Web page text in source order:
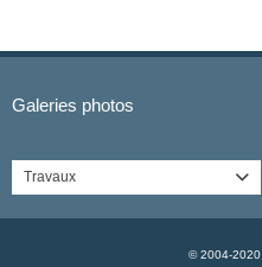
Galeries photos
Travaux 
© 2004-2020